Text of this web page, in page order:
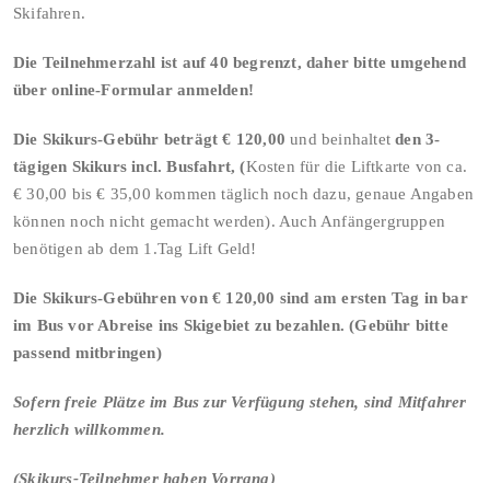
Skifahren.
Die Teilnehmerzahl ist auf 40 begrenzt, daher bitte umgehend
über online-Formular anmelden!
Die Skikurs-Gebühr beträgt € 120,00und beinhaltetden 3-
tägigen Skikurs incl. Busfahrt,(Kosten für die Liftkarte von ca.
€ 30,00 bis € 35,00 kommen täglich noch dazu, genaue Angaben
können noch nicht gemacht werden). Auch Anfängergruppen
benötigen ab dem 1.Tag Lift Geld!
Die Skikurs-Gebühren von € 120,00 sind am ersten Tag in bar
im Bus vor Abreise ins Skigebiet zu bezahlen. (Gebühr bitte
passend mitbringen)
Sofern freie Plätze im Bus zur Verfügung stehen, sind Mitfahrer
herzlich willkommen.
(Skikurs-Teilnehmer haben Vorrang)